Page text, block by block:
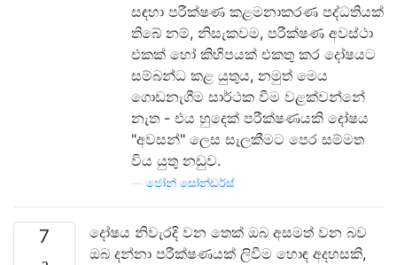
සඳහා පරීක්ෂණ කළමනාකරණ පද්ධතියක්
තිබේ නම්, නිසැකවම, පරීක්ෂණ අවස්ථා
එකක් හෝ කිහිපයක් එකතු කර දෝෂයට
සම්බන්ධ කළ යුතුය, නමුත් මෙය
ගොඩනැගීම සාර්ථක වීම වළක්වන්නේ
නැත - එය හුදෙක් පරීක්ෂණයකි දෝෂය
"අවසන්" ලෙස සැලකීමට පෙර සම්මත
විය යුතු නඩුව.
ජෝන් සෝන්ඩර්ස්
7
දෝෂය නිවැරදි වන තෙක් ඔබ අසමත් වන බව
ඔබ දන්නා පරීක්ෂණයක් ලිවීම හොඳ අදහසකි,